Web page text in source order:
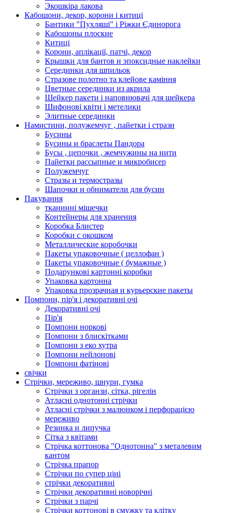
Экошкiра лакова
Кабошони, декор, корони і китиці
Бантики "Пухляші" і Ріжки Єдинорога
Кабошоны плоские
Китиці
Корони, аплікації, патчі, декор
Крышки для бантов и эпоксидные наклейки
Серединки для шпильок
Стразове полотно та клейове каміння
Цветные серединки из акрила
Шейкер пакети і наповнювачі для шейкера
Шифонові квіти і метелики
Элитные серединки
Намистини, полужемчуг , пайетки і стрази
Бусины
Бусины и браслеты Пандора
Бусы , цепочки , жемчужины на нити
Пайетки рассыпные и микробисер
Полужемчуг
Стразы и термостразы
Шапочки и обниматели для бусин
Пакування
тканинні мішечки
Контейнеры для хранения
Коробка Блистер
Коробки с окошком
Металлические коробочки
Пакеты упаковочные ( целлофан )
Пакеты упаковочные ( бумажные )
Подарункові картонні коробки
Упаковка картонна
Упаковка прозрачная и курьерские пакеты
Помпони, пір'я і декоративні очі
Декоративні очі
Пір'я
Помпони норкові
Помпони з блискітками
Помпони з еко хутра
Помпони нейлонові
Помпони фатінові
свічки
Стрічки, мереживо, шнури, гумка
Стрічки з органзи, сітка, рігелін
Атласні однотонні стрічки
Атласні стрічки з малюнком і перфорацією
мереживо
Резинка и липучка
Сітка з квітами
Стрічка коттонова "Однотонна" з металевим
кантом
Стрічка прапор
Стрічки по супер ціні
стрічки декоративні
Стрічки декоративні новорічні
Стрічки з парчі
Стрічки коттонові в смужку та клітку